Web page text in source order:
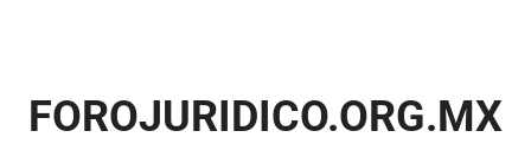
FOROJURIDICO.ORG.MX